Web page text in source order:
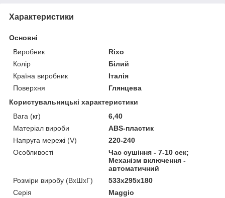
Характеристики
Основні
Виробник
Rixo
Колір
Білий
Країна виробник
Італія
Поверхня
Глянцева
Користувальницькі характеристики
Вага (кг)
6,40
Матеріал вироби
ABS-пластик
Напруга мережі (V)
220-240
Особливості
Час сушіння - 7-10 сек;
Механізм включення -
автоматичний
Розміри виробу (ВхШхГ)
533x295x180
Серія
Maggio